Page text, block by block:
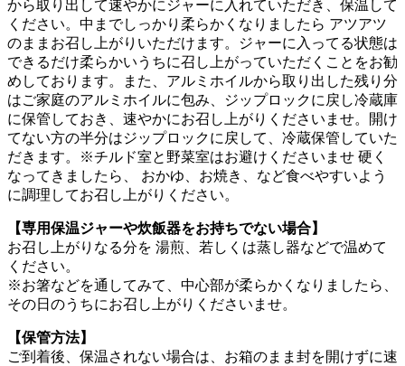
から取り出して速やかにジャーに入れていただき、保温して
ください。中までしっかり柔らかくなりましたら アツアツ
のままお召し上がりいただけます。ジャーに入ってる状態は
できるだけ柔らかいうちに召し上がっていただくことをお勧
めしております。また、アルミホイルから取り出した残り分
はご家庭のアルミホイルに包み、ジップロックに戻し冷蔵庫
に保管しておき、速やかにお召し上がりくださいませ。開け
てない方の半分はジップロックに戻して、冷蔵保管していた
だきます。
※チルド室と野菜室はお避けくださいませ 硬く
なってきましたら、 おかゆ、お焼き、など食べやすいよう
に調理してお召し上がりください。
【専用保温ジャーや炊飯器をお持ちでない場合】
お召し上がりなる分を 湯煎、若しくは蒸し器などで温めて
ください。
※お箸などを通してみて、中心部が柔らかくなりましたら、
その日のうちにお召し上がりくださいませ。
【保管方法】
ご到着後、保温されない場合は、お箱のまま封を開けずに速